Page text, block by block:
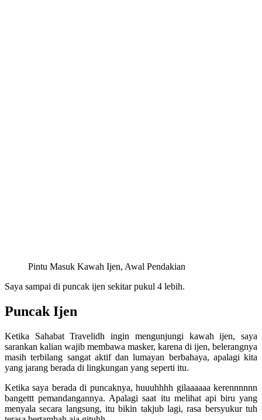
Pintu Masuk Kawah Ijen, Awal Pendakian
Saya sampai di puncak ijen sekitar pukul 4 lebih.
Puncak Ijen
Ketika Sahabat Travelidh ingin mengunjungi kawah ijen, saya
sarankan kalian wajib membawa masker, karena di ijen, belerangnya
masih terbilang sangat aktif dan lumayan berbahaya, apalagi kita
yang jarang berada di lingkungan yang seperti itu.
Ketika saya berada di puncaknya, huuuhhhh gilaaaaaa kerennnnnn
bangettt pemandangannya. Apalagi saat itu melihat api biru yang
menyala secara langsung, itu bikin takjub lagi, rasa bersyukur tuh